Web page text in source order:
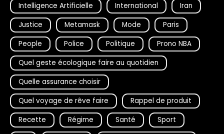
Intelligence Artificielle
International
Iran
Justice
Metamask Mode
Paris
People
Police Politique
Prono NBA
Quel geste écologique faire au quotidien
Quelle assurance choisir
Quel voyage de rêve faire
Rappel de produit
Recette
Régime Santé
Sport